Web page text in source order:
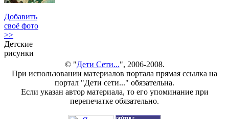
Добавить
своё фото
>>
Детские
рисунки
© "Дети Сети...", 2006-2008.
При использовании материалов портала прямая ссылка на
портал "Дети сети..." обязательна.
Если указан автор материала, то его упоминание при
перепечатке обязательно.